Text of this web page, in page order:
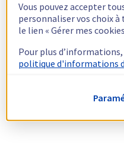
Vous pouvez accepter
personnaliser vos choix
le lien « Gérer mes
Pour plus
politique d'informations